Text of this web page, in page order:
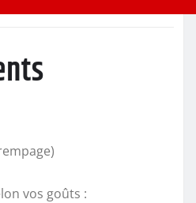
vos goûts :